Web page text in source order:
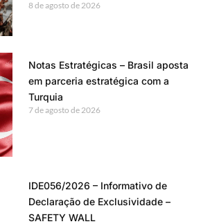
8 de agosto de 2026
Notas Estratégicas – Brasil aposta
em parceria estratégica com a
Turquia
7 de agosto de 2026
IDE056/2026 – Informativo de
Declaração de Exclusividade –
SAFETY WALL